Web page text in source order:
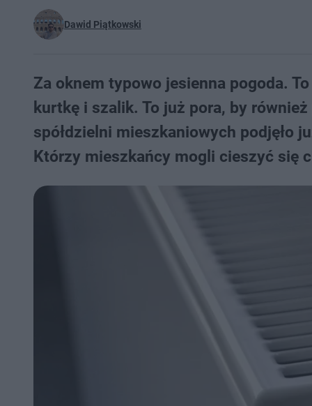
Dawid Piątkowski
Za oknem typowo jesienna pogoda.
kurtkę i szalik. To już pora, by
spółdzielni mieszkaniowych podjęło
Którzy mieszkańcy mogli cieszyć się